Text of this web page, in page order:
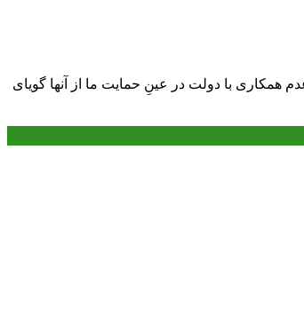
همکاری با دولت در عینِ حمایت ما از آنها گویای